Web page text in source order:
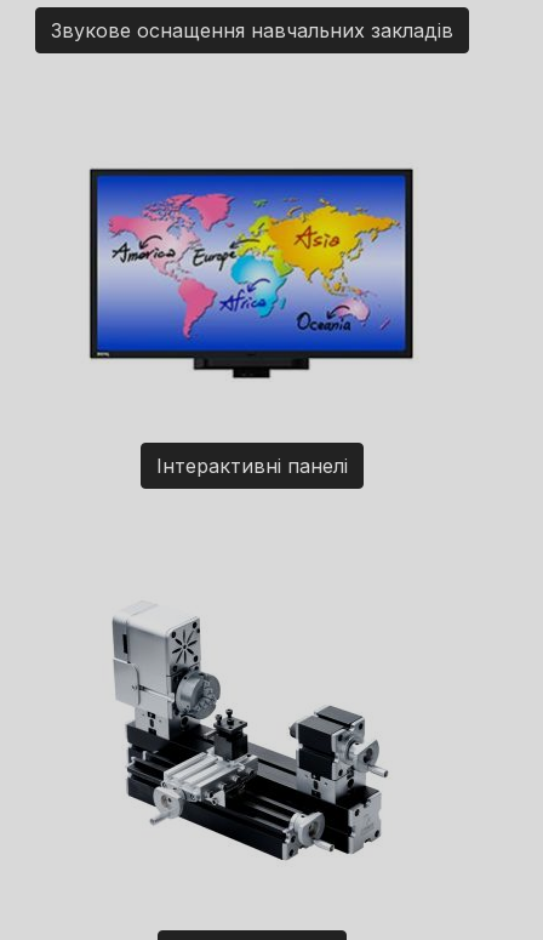
Звукове оснащення навчальних закладів
Інтерактивні панелі